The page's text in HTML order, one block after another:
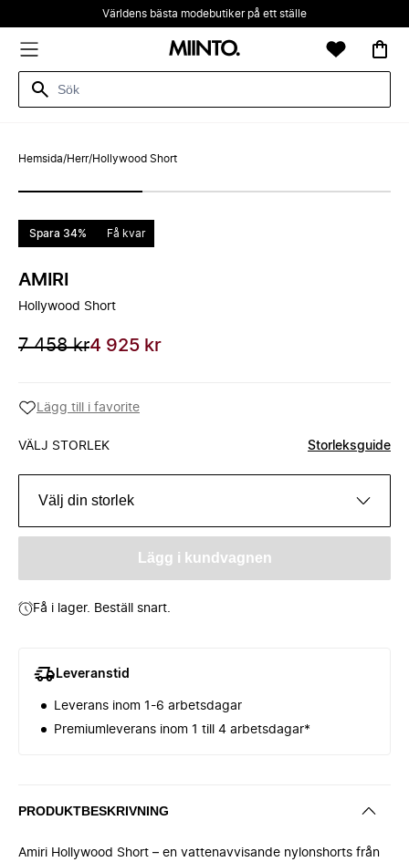
Världens bästa modebutiker på ett ställe
Hemsida/Herr/Hollywood Short
Spara 34% Få kvar
AMIRI
Hollywood Short
7 458 kr4 925 kr
Lägg till i favorite
VÄLJ STORLEK Storleksguide
Välj din storlek
Lägg i kundvagnen
Få i lager. Beställ snart.
Leveranstid
Leverans inom 1-6 arbetsdagar
Premiumleverans inom 1 till 4 arbetsdagar*
PRODUKTBESKRIVNING
Amiri Hollywood Short – en vattenavvisande nylonshorts från